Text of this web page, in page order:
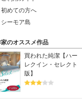
初めての方へ
シーモア島
のオススメ作品
買われた純潔【ハー
レクイン・セレクト
版】